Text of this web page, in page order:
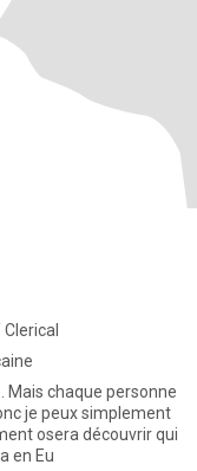
Mais chaque personne
je peux simplement
osera découvrir qui
en Eu